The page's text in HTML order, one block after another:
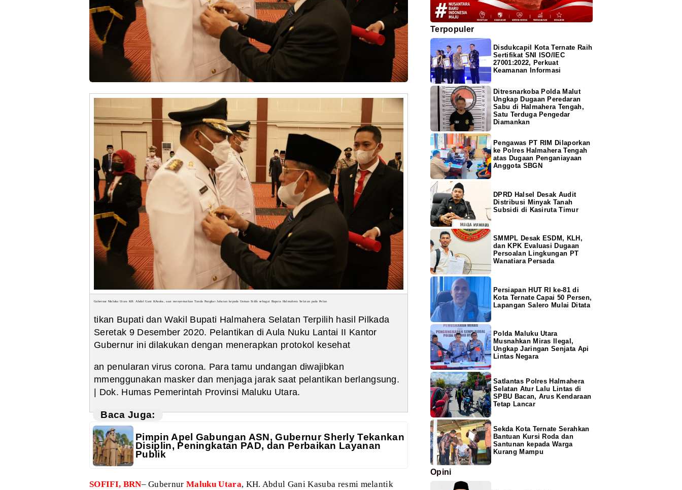
Gubernur Maluku Utara KH. Abdul Gani KAsuba, saat menyematkan Tanda Pangkat Jabatan kepada Usman Sidik sebagai Bupata Halmahera Selatan pada Pelan
tikan Bupati dan Wakil Bupati Halmahera Selatan Terpilih hasil Pilkada
Seretak 9 Desember 2020. Pelantikan di Aula Nuku Lantai II Kantor
Gubernur ini dilakukan dengan menerapkan protokol kesehat
an penularan virus corona. Para tamu undangan diwajibkan
mmenggunakan masker dan menjaga jarak saat pelantikan berlangsung.
| Dok. Humas Pemerintah Provinsi Maluku Utara.
Baca Juga:
Pimpin Apel Gabungan ASN, Gubernur Sherly Tekankan
Disiplin, Peningkatan PAD, dan Perbaikan Layanan
Publik
SOFIFI, BRN– GubernurMaluku Utara, KH. Abdul Gani Kasuba resmi melantik
Terpopuler
Disdukcapil Kota Ternate Raih
Sertifikat SNI ISO/IEC
27001:2022, Perkuat
Keamanan Informasi
Ditresnarkoba Polda Malut
Ungkap Dugaan Peredaran
Sabu di Halmahera Tengah,
Satu Terduga Pengedar
Diamankan
Pengawas PT RIM Dilaporkan
ke Polres Halmahera Tengah
atas Dugaan Penganiayaan
Anggota SBGN
DPRD Halsel Desak Audit
Distribusi Minyak Tanah
Subsidi di Kasiruta Timur
SMMPL Desak ESDM, KLH,
dan KPK Evaluasi Dugaan
Persoalan Lingkungan PT
Wanatiara Persada
Persiapan HUT RI ke-81 di
Kota Ternate Capai 50 Persen,
Lapangan Salero Mulai Ditata
Polda Maluku Utara
Musnahkan Miras Ilegal,
Ungkap Jaringan Senjata Api
Lintas Negara
Satlantas Polres Halmahera
Selatan Atur Lalu Lintas di
SPBU Bacan, Arus Kendaraan
Tetap Lancar
Sekda Kota Ternate Serahkan
Bantuan Kursi Roda dan
Santunan kepada Warga
Kurang Mampu
Opini